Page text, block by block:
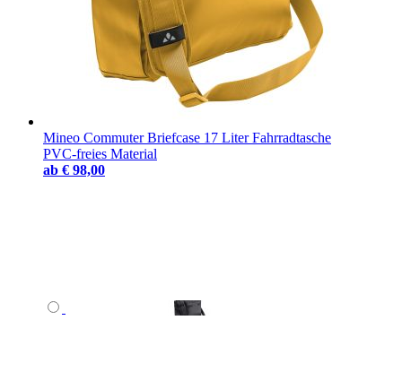
Mineo Commuter Briefcase 17 Liter Fahrradtasche
PVC-freies Material
ab € 98,00